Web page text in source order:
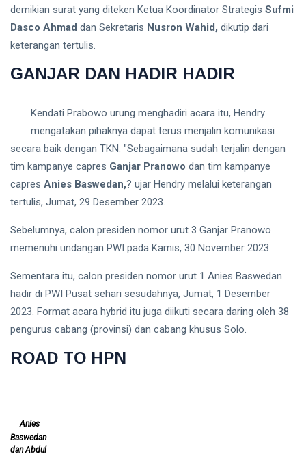
Indonesia
Pasar
Baru
Aset
Lancar
Kali
tetapi
Uang Muka
2026
38
views
ENERGI
BRMS
Persen,
Laba
Persen dan
Arus Kas
Operasi
2026
45
views
Jagakarsa
Membakar
Sampah di
Inilah
Aug,
98
views
FEATURED
Stop
Bicara
RSS,
Butuh
Laba,
04
77
views
Persen,
2026
demikian surat yang diteken Ketua Koordinator Strategis Sufmi
Dasco Ahmad dan Sekretaris Nusron Wahid, dikutip dari
keterangan tertulis.
GANJAR DAN HADIR HADIR
Kendati Prabowo urung menghadiri acara itu, Hendry
mengatakan pihaknya dapat terus menjalin komunikasi
secara baik dengan TKN. "Sebagaimana sudah terjalin dengan
tim kampanye capres Ganjar Pranowo dan tim kampanye
capres Anies Baswedan,? ujar Hendry melalui keterangan
tertulis, Jumat, 29 Desember 2023.
Sebelumnya, calon presiden nomor urut 3 Ganjar Pranowo
memenuhi undangan PWI pada Kamis, 30 November 2023.
Sementara itu, calon presiden nomor urut 1 Anies Baswedan
hadir di PWI Pusat sehari sesudahnya, Jumat, 1 Desember
2023. Format acara hybrid itu juga diikuti secara daring oleh 38
pengurus cabang (provinsi) dan cabang khusus Solo.
ROAD TO HPN
Anies
Baswedan
dan Abdul